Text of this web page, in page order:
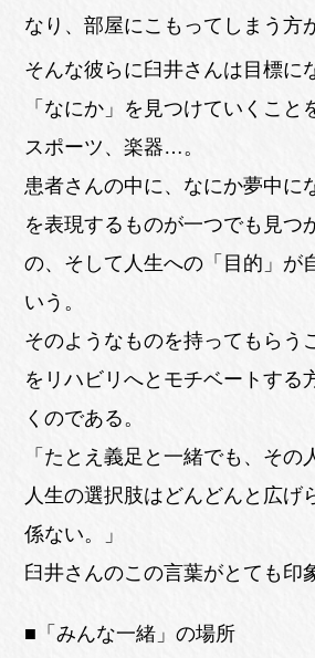
なり、部屋にこもってしまう方
そんな彼らに臼井さんは目標に
「なにか」を見つけていくこと
スポーツ、楽器…。
患者さんの中に、なにか夢中に
を表現するものが一つでも見つ
の、そして人生への「目的」が
いう。
そのようなものを持ってもらう
をリハビリへとモチベートする
くのである。
「たとえ義足と一緒でも、その
人生の選択肢はどんどんと広げ
係ない。」
臼井さんのこの言葉がとても印
■「みんな一緒」の場所